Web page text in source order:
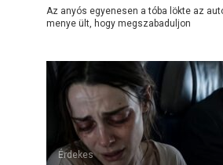
Az anyós egyenesen a tóba lökte az
menye ült, hogy megszabaduljon
Érdekes